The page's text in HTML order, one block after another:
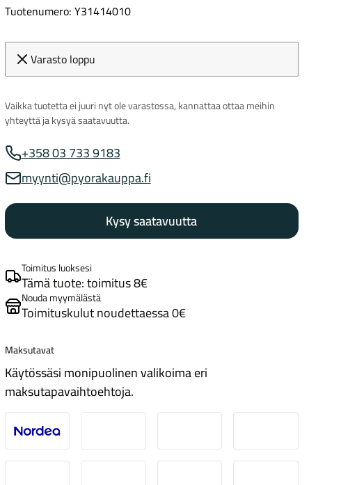
Renkaat Komponentit
Tuotenumero: Y31414010
Varasto loppu
Vaikka tuotetta ei juuri nyt ole varastossa, kannattaa ottaa meihin
yhteyttä ja kysyä saatavuutta.
Myynnin puhelinnumero
+358 03 733 9183
Myynnin sähköposti
myynti@pyorakauppa.fi
Kysy saatavuutta
Toimitus luoksesi
Tämä tuote: toimitus 8€
Nouda myymälästä
Toimituskulut noudettaessa 0€
Maksutavat
Käytössäsi monipuolinen valikoima eri
maksutapavaihtoehtoja.
Nordea